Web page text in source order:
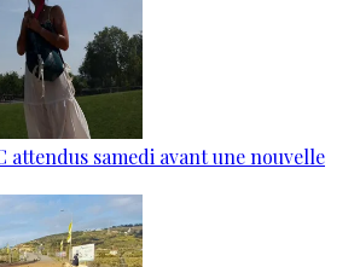
attendus samedi avant une nouvelle